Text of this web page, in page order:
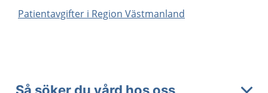
Patientavgifter i Region Västmanland
Så söker du vård hos oss